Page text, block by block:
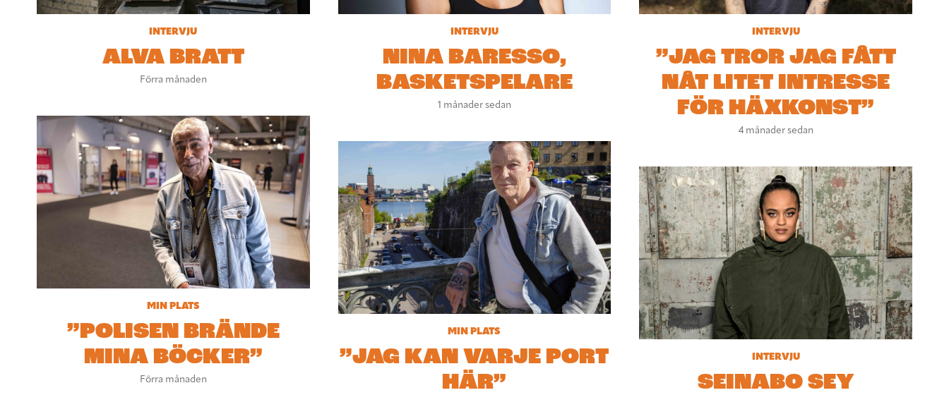
INTERVJU
ALVA BRATT
Förra månaden
MIN PLATS
”POLISEN BRÄNDE
MINA BÖCKER”
Förra månaden
INTERVJU
NINA BARESSO,
BASKETSPELARE
1 månader sedan
MIN PLATS
”JAG KAN VARJE PORT
HÄR”
INTERVJU
”JAG TROR JAG FÅTT
NÅT LITET INTRESSE
FÖR HÄXKONST”
4 månader sedan
INTERVJU
SEINABO SEY